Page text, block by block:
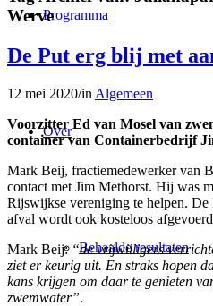
Programma
Over
Behaalde resultaten
Werve
De Put erg blij met
12 mei 2020/in Algemeen
Voorzitter Ed van Mosel van
container van Containerbedrijf
Mark Beij, fractiemedewerker van
contact met Jim Methorst. Hij was
Rijswijkse vereniging te helpen. De
afval wordt ook kosteloos
Mark Beij: “de vrijwilligers
ziet er keurig uit. En straks hopen
kans krijgen om daar te genieten
zwemwater”.